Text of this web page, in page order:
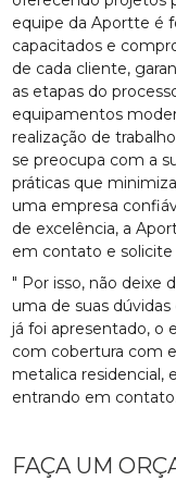
equipe da Aportte é
capacitados e
de cada cliente,
as etapas do
equipamentos
realização de
se preocupa com a
práticas que
uma empresa
de excelência, a
em contato e
" Por isso, não deixe
uma de suas
já foi apresentado,
com cobertura com
metalica residencial,
entrando em contato.
FAÇA UM